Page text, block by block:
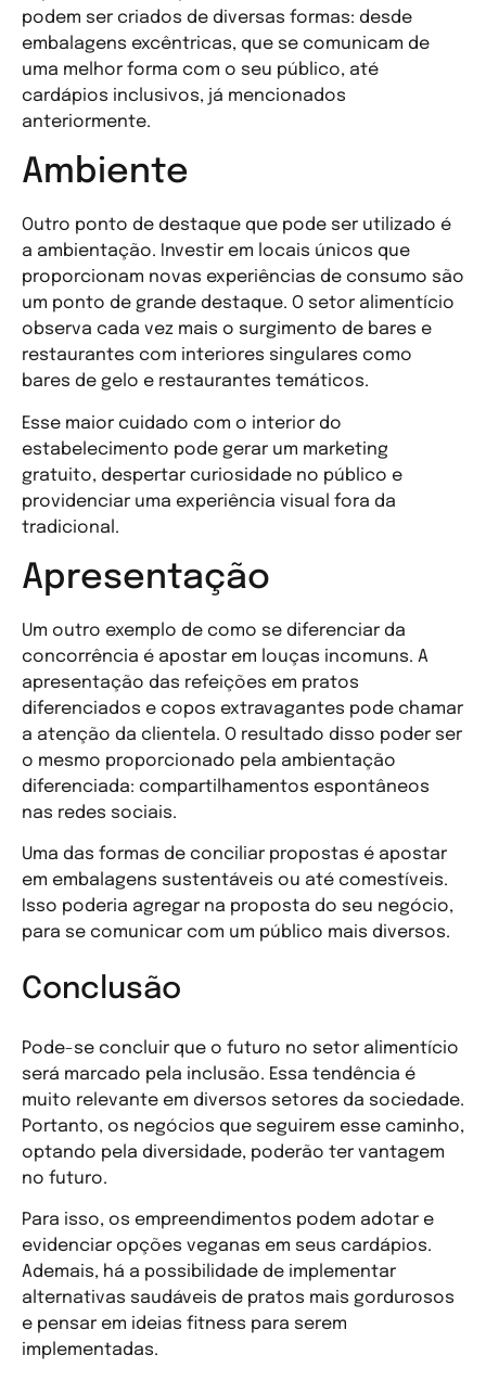
podem ser criados de diversas formas: desde
embalagens excêntricas, que se comunicam de
uma melhor forma com o seu público, até
cardápios inclusivos, já mencionados
anteriormente.
Ambiente
Outro ponto de destaque que pode ser utilizado é
a ambientação. Investir em locais únicos que
proporcionam novas experiências de consumo são
um ponto de grande destaque. O setor alimentício
observa cada vez mais o surgimento de bares e
restaurantes com interiores singulares como
bares de gelo e restaurantes temáticos.
Esse maior cuidado com o interior do
estabelecimento pode gerar um marketing
gratuito, despertar curiosidade no público e
providenciar uma experiência visual fora da
tradicional.
Apresentação
Um outro exemplo de como se diferenciar da
concorrência é apostar em louças incomuns. A
apresentação das refeições em pratos
diferenciados e copos extravagantes pode chamar
a atenção da clientela. O resultado disso poder ser
o mesmo proporcionado pela ambientação
diferenciada: compartilhamentos espontâneos
nas redes sociais.
Uma das formas de conciliar propostas é apostar
em embalagens sustentáveis ou até comestíveis.
Isso poderia agregar na proposta do seu negócio,
para se comunicar com um público mais diversos.
Conclusão
Pode-se concluir que o futuro no setor alimentício
será marcado pela inclusão. Essa tendência é
muito relevante em diversos setores da sociedade.
Portanto, os negócios que seguirem esse caminho,
optando pela diversidade, poderão ter vantagem
no futuro.
Para isso, os empreendimentos podem adotar e
evidenciar opções veganas em seus cardápios.
Ademais, há a possibilidade de implementar
alternativas saudáveis de pratos mais gordurosos
e pensar em ideias fitness para serem
implementadas.